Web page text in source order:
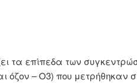
τα επίπεδα των
όζον – O3) που